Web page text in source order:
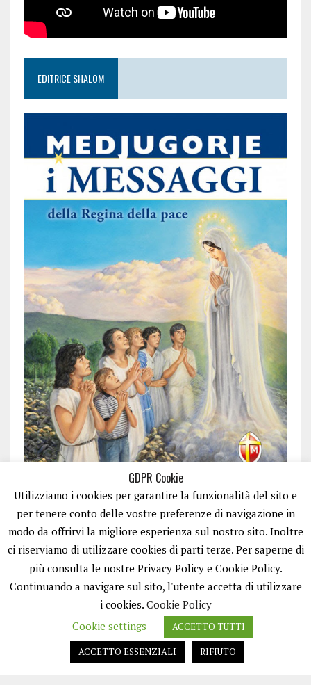
EDITRICE SHALOM
ISCRIVITI
GDPR Cookie
Utilizziamo i cookies per garantire la funzionalità del sito e
per tenere conto delle vostre preferenze di navigazione in
modo da offrirvi la migliore esperienza sul nostro sito. Inoltre
ci riserviamo di utilizzare cookies di parti terze. Per saperne di
più consulta le nostre Privacy Policy e Cookie Policy.
Continuando a navigare sul sito, l'utente accetta di utilizzare
i cookies. Cookie Policy
Cookie settings
ACCETTO TUTTI
ACCETTO ESSENZIALI
RIFIUTO